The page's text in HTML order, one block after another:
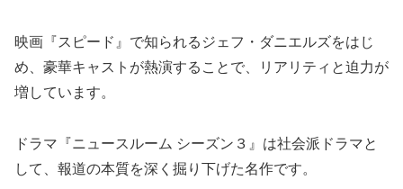
映画『スピード』で知られるジェフ・ダニエルズをはじ
め、豪華キャストが熱演することで、リアリティと迫力が
増しています。
ドラマ『ニュースルーム シーズン３』は社会派ドラマと
して、報道の本質を深く掘り下げた名作です。